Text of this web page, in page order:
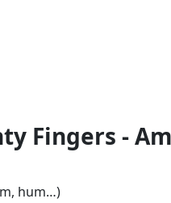
Fingers -
hum…)